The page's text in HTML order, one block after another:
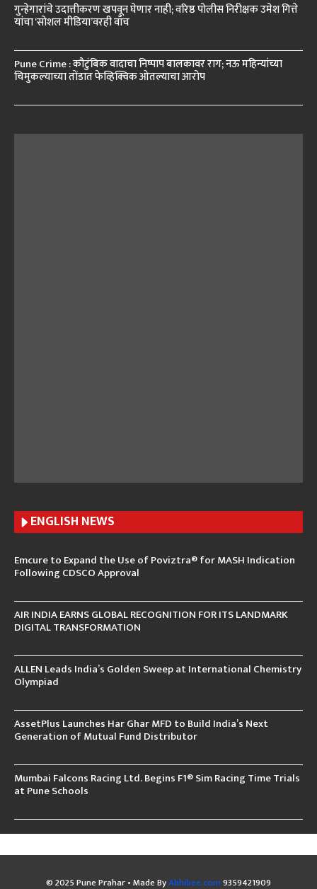
गुन्हेगारांचे उदात्तीकरण खपवून घेणार नाही; वरिष्ठ पोलीस निरीक्षक उमेश गित्ते
यांचा ‘सोशल मीडिया’वरही वॉच
Pune Crime : कौटुंबिक वादाचा निष्पाप बालकावर राग; नऊ महिन्यांच्या
चिमुकल्याच्या तोंडात फेव्हिक्विक ओतल्याचा आरोप
ENGLISH NEWS
Emcure to Expand the Use of Poviztra® for MASH Indication
Following CDSCO Approval
AIR INDIA EARNS GLOBAL RECOGNITION FOR ITS LANDMARK
DIGITAL TRANSFORMATION
ALLEN Leads India’s Golden Sweep at International Chemistry
Olympiad
AssetPlus Launches Har Ghar MFD to Build India’s Next
Generation of Mutual Fund Distributor
Mumbai Falcons Racing Ltd. Begins F1® Sim Racing Time Trials
at Pune Schools
© 2025 Pune Prahar • Made ByAbhibee.com9359421909